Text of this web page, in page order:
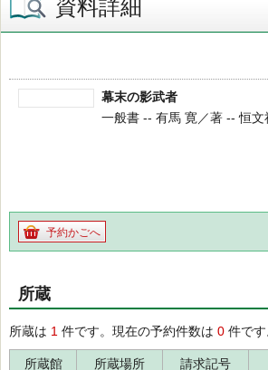
資料詳細
幕末の影武者
一般書 -- 有馬 寛／著 -- 恒
予約かごへ
所蔵
所蔵は 1 件です。現在の予約件数は 0 件です
所蔵館 所蔵場所 請求記号